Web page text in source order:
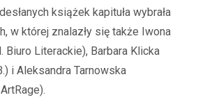
książek kapituła wybrała
w której znalazły się także Iwona
Biuro Literackie), Barbara Klicka
i Aleksandra Tarnowska